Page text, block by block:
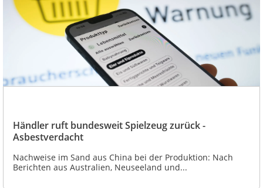
Händler ruft bundesweit Spielzeug zurück -
Asbestverdacht
Nachweise im Sand aus China bei der Produktion: Nach
Berichten aus Australien, Neuseeland und...